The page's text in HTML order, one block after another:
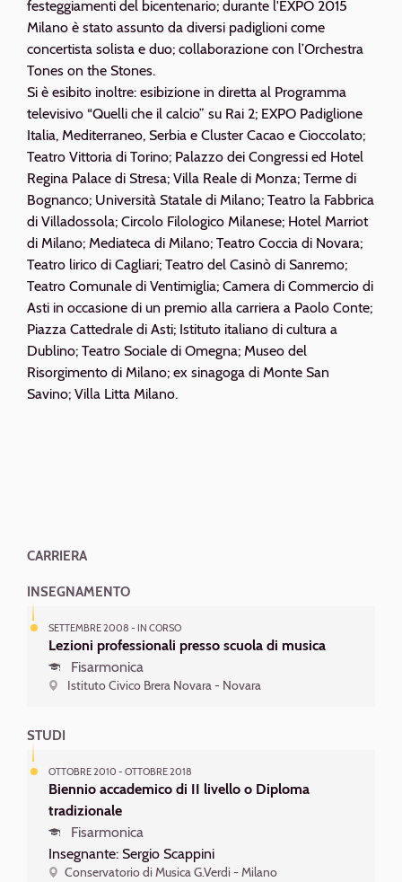
festeggiamenti del bicentenario; durante l'EXPO 2015
Milano è stato assunto da diversi padiglioni come
concertista solista e duo; collaborazione con l’Orchestra
Tones on the Stones.
Si è esibito inoltre: esibizione in diretta al Programma
televisivo “Quelli che il calcio” su Rai 2; EXPO Padiglione
Italia, Mediterraneo, Serbia e Cluster Cacao e Cioccolato;
Teatro Vittoria di Torino; Palazzo dei Congressi ed Hotel
Regina Palace di Stresa; Villa Reale di Monza; Terme di
Bognanco; Università Statale di Milano; Teatro la Fabbrica
di Villadossola; Circolo Filologico Milanese; Hotel Marriot
di Milano; Mediateca di Milano; Teatro Coccia di Novara;
Teatro lirico di Cagliari; Teatro del Casinò di Sanremo;
Teatro Comunale di Ventimiglia; Camera di Commercio di
Asti in occasione di un premio alla carriera a Paolo Conte;
Piazza Cattedrale di Asti; Istituto italiano di cultura a
Dublino; Teatro Sociale di Omegna; Museo del
Risorgimento di Milano; ex sinagoga di Monte San
Savino; Villa Litta Milano.
CARRIERA
INSEGNAMENTO
SETTEMBRE 2008 - IN CORSO
Lezioni professionali presso scuola di musica
Fisarmonica
Istituto Civico Brera Novara - Novara
STUDI
OTTOBRE 2010 - OTTOBRE 2018
Biennio accademico di II livello o Diploma
tradizionale
Fisarmonica
Insegnante: Sergio Scappini
Conservatorio di Musica G.Verdi - Milano